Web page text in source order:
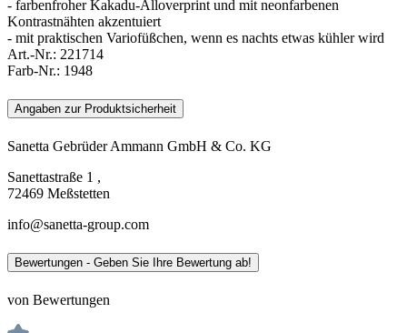
- farbenfroher Kakadu-Alloverprint und mit neonfarbenen
Kontrastnähten akzentuiert
- mit praktischen Variofüßchen, wenn es nachts etwas kühler wird
Art.-Nr.: 221714
Farb-Nr.: 1948
Angaben zur Produktsicherheit
Sanetta Gebrüder Ammann GmbH & Co. KG
Sanettastraße 1 ,
72469 Meßstetten
info@sanetta-group.com
Bewertungen - Geben Sie Ihre Bewertung ab!
von Bewertungen